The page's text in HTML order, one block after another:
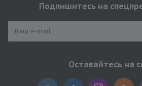
Подпишитесь на
Оставайтесь на